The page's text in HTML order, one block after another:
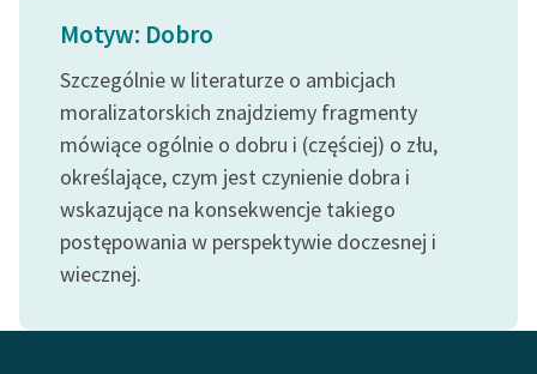
twórców przechodzących
do domeny publicznej,
lektur szkolnych oraz
Starego Testamentu
Odkurzamy bohaterów
Szkoła Poezji Wolnych
Motyw: Dobro
Szczególnie w literaturze o ambicjach
moralizatorskich znajdziemy fragmenty
mówiące ogólnie o dobru i (częściej) o złu,
określające, czym jest czynienie dobra i
wskazujące na konsekwencje takiego
postępowania w perspektywie doczesnej i
wiecznej.